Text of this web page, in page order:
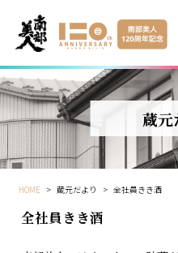
蔵元
HOME > 蔵元だより > 全社員きき酒
全社員きき酒